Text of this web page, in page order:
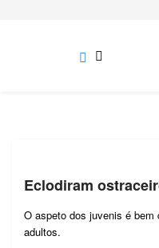
Eclodiram
O aspeto dos juvenis é bem
adultos.